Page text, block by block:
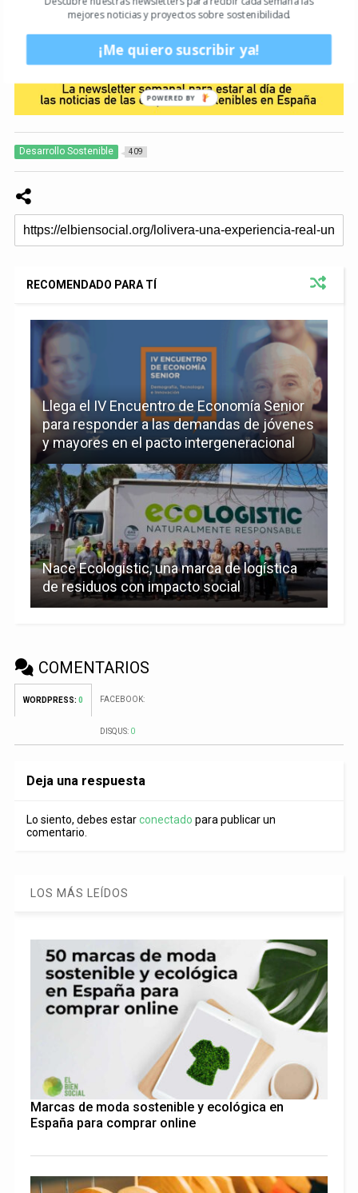
Desarrollo Sostenible 409
RECOMENDADO PARA TÍ
Llega el IV Encuentro de Economía Senior
para responder a las demandas de jóvenes
y mayores en el pacto intergeneracional
Nace Ecologistic, una marca de logística
de residuos con impacto social
COMENTARIOS
WORDPRESS: 0 FACEBOOK:
DISQUS: 0
Deja una respuesta
Lo siento, debes estarconectado para publicar un
comentario.
LOS MÁS LEÍDOS
Marcas de moda sostenible y ecológica en
España para comprar online
mejores noticias y proyectos sobre sostenibilidad.
¡Me quiero suscribir ya!
POWERED
BY